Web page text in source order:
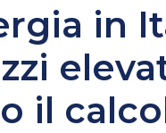
in
il